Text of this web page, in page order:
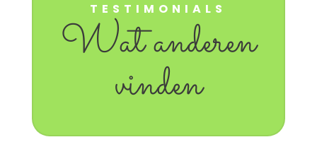
TESTIMONIALS
Wat anderen
vinden